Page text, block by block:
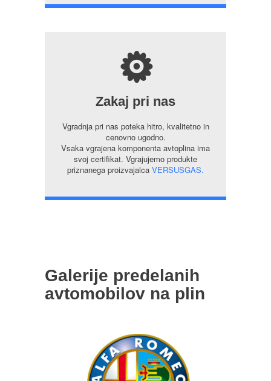
s
Zakaj pri nas
Vgradnja pri nas poteka hitro, kvalitetno in
cenovno ugodno.
Vsaka vgrajena komponenta avtoplina ima
svoj certifikat. Vgrajujemo produkte
priznanega proizvajalca VERSUSGAS.
Galerije predelanih
avtomobilov na plin